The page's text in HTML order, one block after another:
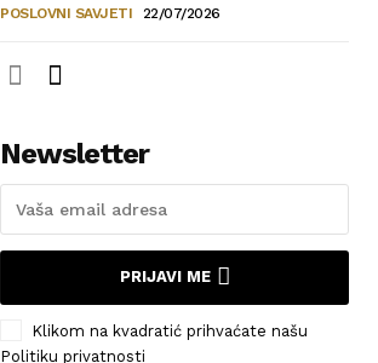
POSLOVNI SAVJETI 22/07/2026
Newsletter
PRIJAVI ME
Klikom na kvadratić prihvaćate našu
Politiku privatnosti